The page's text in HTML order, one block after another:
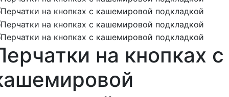
на кнопках с